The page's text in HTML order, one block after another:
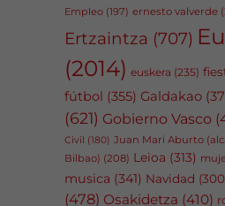
Empleo (197) ernesto valverde
Ertzaintza (707)
(2014) euskera (235)
fútbol (355) Galdakao
(621) Gobierno Vasco
Civil (180) Juan Mari Aburto
Bilbao) (208) Leioa (313)
musica (341) Navidad
(478) Osakidetza (410)